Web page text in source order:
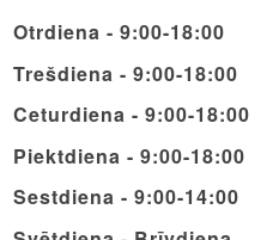
Otrdiena - 9:00-18:00
Trešdiena - 9:00-18:00
Ceturdiena - 9:00-18:00
Piektdiena - 9:00-18:00
Sestdiena - 9:00-14:00